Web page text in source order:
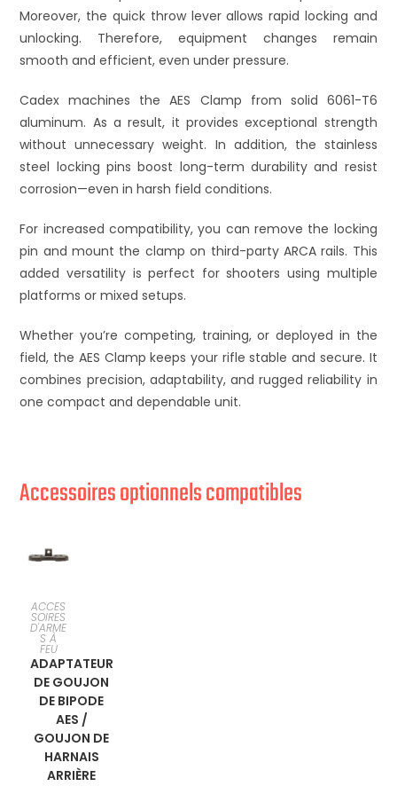
Moreover, the quick throw lever allows rapid locking and
unlocking. Therefore, equipment changes remain
smooth and efficient, even under pressure.
Cadex machines the AES Clamp from solid 6061-T6
aluminum. As a result, it provides exceptional strength
without unnecessary weight. In addition, the stainless
steel locking pins boost long-term durability and resist
corrosion—even in harsh field conditions.
For increased compatibility, you can remove the locking
pin and mount the clamp on third-party ARCA rails. This
added versatility is perfect for shooters using multiple
platforms or mixed setups.
Whether you’re competing, training, or deployed in the
field, the AES Clamp keeps your rifle stable and secure. It
combines precision, adaptability, and rugged reliability in
one compact and dependable unit.
Accessoires optionnels compatibles
SÉLECTI
ONNER
UNE
OPTION
ACCES
SOIRES
D'ARME
S À
FEU
ADAPTATEUR
DE GOUJON
DE BIPODE
AES /
GOUJON DE
HARNAIS
ARRIÈRE